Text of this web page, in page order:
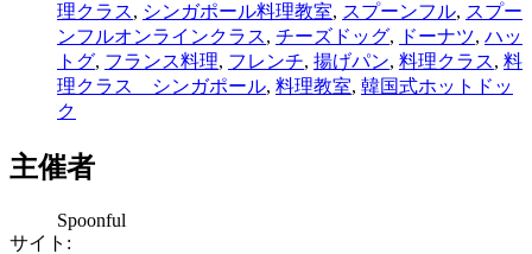
理クラス, シンガポール料理教室, スプーンフル, スプー
ンフルオンラインクラス, チーズドッグ, ドーナツ, ハッ
トグ, フランス料理, フレンチ, 揚げパン, 料理クラス, 料
理クラス シンガポール, 料理教室, 韓国式ホットドッ
ク
主催者
Spoonful
サイト: